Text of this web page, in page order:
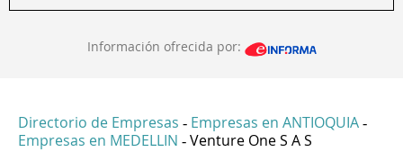
Información ofrecida por:
Directorio de Empresas - Empresas en ANTIOQUIA -
Empresas en MEDELLIN - Venture One S A S